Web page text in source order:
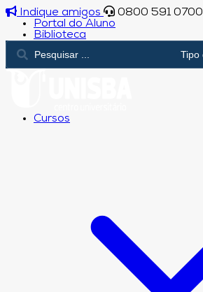
Indique amigos
0800 591 0700
Portal do Aluno
Biblioteca
Cursos